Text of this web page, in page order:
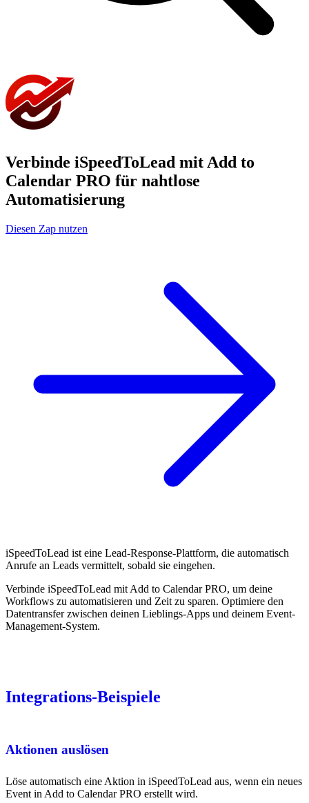
Verbinde iSpeedToLead mit Add to
Calendar PRO für nahtlose
Automatisierung
Diesen Zap nutzen
iSpeedToLead ist eine Lead-Response-Plattform, die automatisch
Anrufe an Leads vermittelt, sobald sie eingehen.
Verbinde iSpeedToLead mit Add to Calendar PRO, um deine
Workflows zu automatisieren und Zeit zu sparen. Optimiere den
Datentransfer zwischen deinen Lieblings-Apps und deinem Event-
Management-System.
Integrations-Beispiele
Aktionen auslösen
Löse automatisch eine Aktion in iSpeedToLead aus, wenn ein neues
Event in Add to Calendar PRO erstellt wird.